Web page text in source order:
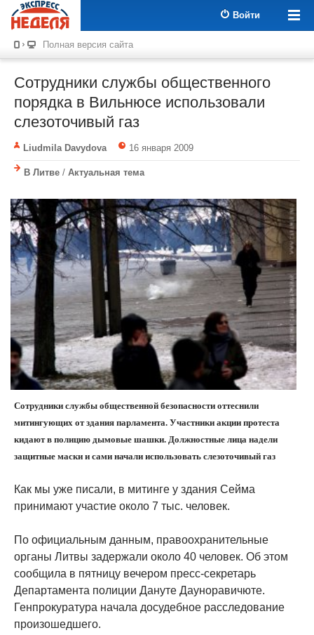
Войти
Полная версия сайта
Сотрудники службы общественного
порядка в Вильнюсе использовали
слезоточивый газ
Liudmila Davydova 16 января 2009
В Литве / Актуальная тема
Сотрудники службы общественной безопасности оттеснили
митингующих от здания парламента. Участники акции протеста
кидают в полицию дымовые шашки. Должностные лица надели
защитные маски и сами начали использовать слезоточивый газ
Как мы уже писали, в митинге у здания Сейма
принимают участие около 7 тыс. человек.
По официальным данным, правоохранительные
органы Литвы задержали около 40 человек. Об этом
сообщила в пятницу вечером пресс-секретарь
Департамента полиции Дануте Дауноравичюте.
Генпрокуратура начала досудебное расследование
произошедшего.